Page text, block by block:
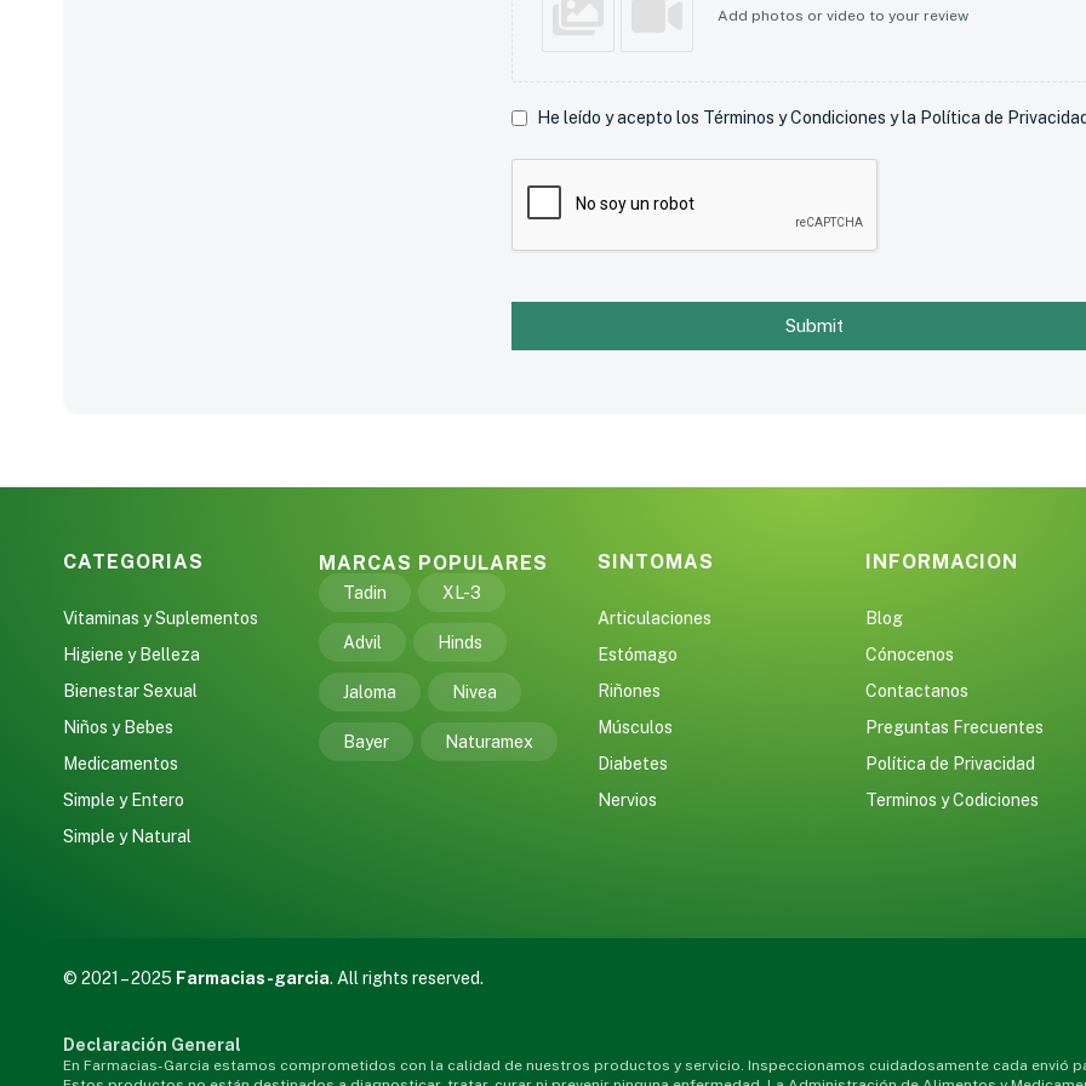
Add photos or video to your review
He leído y acepto los Términos y Condiciones y la Política de
Submit
CATEGORIAS
Vitaminas y Suplementos
Higiene y Belleza
Bienestar Sexual
Niños y Bebes
Medicamentos
Simple y Entero
Simple y Natural
MARCAS POPULARES
Tadin XL-3
Advil Hinds
Jaloma Nivea
Bayer Naturamex
SINTOMAS
Articulaciones
Estómago
Riñones
Músculos
Diabetes
Nervios
INFORMACION
Blog
Cónocenos
Contactanos
Preguntas Frecuentes
Política de Privacidad
Terminos y Codiciones
© 2021 – 2025 Farmacias-garcia. All rights reserved.
Declaración General
En Farmacias-Garcia estamos comprometidos con la calidad de nuestros productos y servicio. Inspeccionamos cuidadosamente cada envió